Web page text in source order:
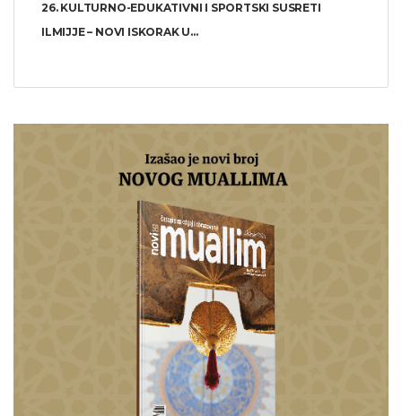
26. KULTURNO-EDUKATIVNI I SPORTSKI SUSRETI
ILMIJJE – NOVI ISKORAK U...